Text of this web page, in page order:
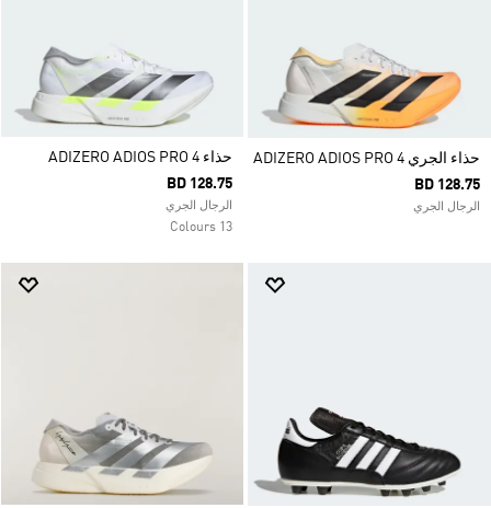
حذاء الجري ADIZERO ADIOS PRO 4
BD 128.75
الرجال الجري
حذاء ADIZERO ADIOS PRO 4
BD 128.75
الرجال الجري
13 Colours